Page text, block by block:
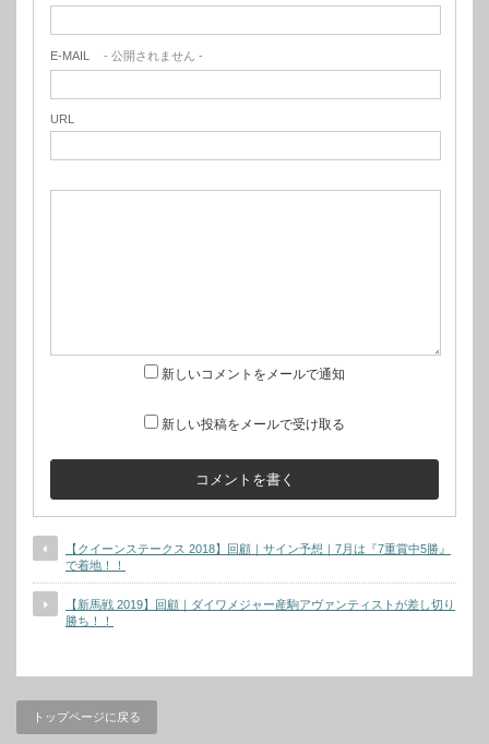
E-MAIL - 公開されません -
URL
新しいコメントをメールで通知
新しい投稿をメールで受け取る
【クイーンステークス 2018】回顧｜サイン予想｜7月は『7重賞中5勝』
で着地！！
【新馬戦 2019】回顧｜ダイワメジャー産駒アヴァンティストが差し切り
勝ち！！
トップページに戻る